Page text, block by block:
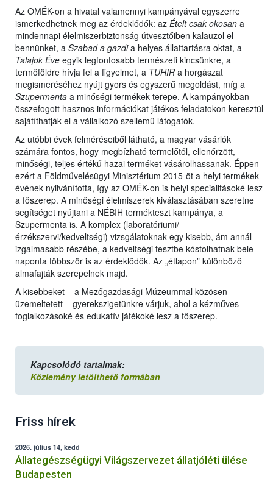
Az OMÉK-on a hivatal valamennyi kampányával egyszerre
ismerkedhetnek meg az érdeklődők: az Ételt csak okosan a
mindennapi élelmiszerbiztonság útvesztőiben kalauzol el
bennünket, a Szabad a gazdia helyes állattartásra oktat, a
Talajok Éve egyik legfontosabb természeti kincsünkre, a
termőföldre hívja fel a figyelmet, a TUHIR a horgászat
megismeréséhez nyújt gyors és egyszerű megoldást, míg a
Szupermenta a minőségi termékek terepe. A kampányokban
összefogott hasznos információkat játékos feladatokon keresztül
sajátíthatják el a vállalkozó szellemű látogatók.
Az utóbbi évek felméréseiből látható, a magyar vásárlók
számára fontos, hogy megbízható termelőtől, ellenőrzött,
minőségi, teljes értékű hazai terméket vásárolhassanak. Éppen
ezért a Földművelésügyi Minisztérium 2015-öt a helyi termékek
évének nyilvánította, így az OMÉK-on is helyi specialitásoké lesz
a főszerep. A minőségi élelmiszerek kiválasztásában szeretne
segítséget nyújtani a NÉBIH termékteszt kampánya, a
Szupermenta is. A komplex (laboratóriumi/
érzékszervi/kedveltségi) vizsgálatoknak egy kisebb, ám annál
izgalmasabb részébe, a kedveltségi tesztbe kóstolhatnak bele
naponta többször is az érdeklődők. Az „étlapon” különböző
almafajták szerepelnek majd.
A kisebbeket – a Mezőgazdasági Múzeummal közösen
üzemeltetett – gyerekszigetünkre várjuk, ahol a kézműves
foglalkozásoké és edukatív játékoké lesz a főszerep.
Kapcsolódó tartalmak:
Közlemény letölthető formában
Friss hírek
2026. július 14, kedd
Állategészségügyi Világszervezet állatjóléti ülése
Budapesten